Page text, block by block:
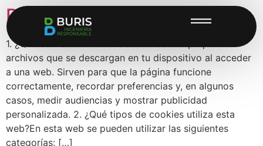
Política de Cookies
1. ¿Qué son las cookies?Las cookies son pequeños
archivos que se descargan en tu dispositivo al acceder
a una web. Sirven para que la página funcione
correctamente, recordar preferencias y, en algunos
casos, medir audiencias y mostrar publicidad
personalizada. 2. ¿Qué tipos de cookies utiliza esta
web?En esta web se pueden utilizar las siguientes
categorías: […]